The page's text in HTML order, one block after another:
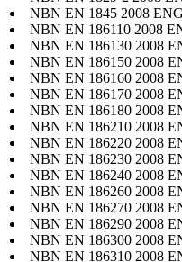
NBN EN 1845 2008
NBN EN 186110 2008
NBN EN 186130 2008
NBN EN 186150 2008
NBN EN 186160 2008
NBN EN 186170 2008
NBN EN 186180 2008
NBN EN 186210 2008
NBN EN 186220 2008
NBN EN 186230 2008
NBN EN 186240 2008
NBN EN 186260 2008
NBN EN 186270 2008
NBN EN 186290 2008
NBN EN 186300 2008
NBN EN 186310 2008